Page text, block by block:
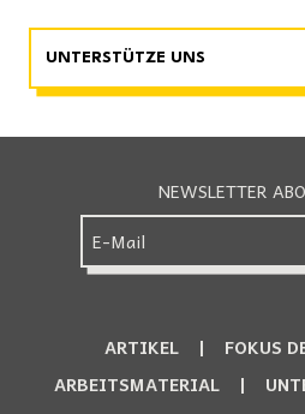
UNTERSTÜTZE UNS
NEWSLETTER
ARTIKEL
FOKUS
ARBEITSMATERIAL